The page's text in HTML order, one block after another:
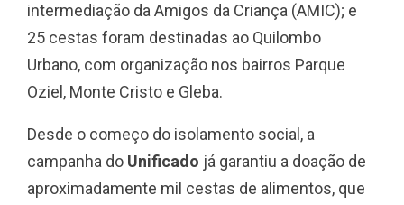
intermediação da Amigos da Criança (AMIC); e
25 cestas foram destinadas ao Quilombo
Urbano, com organização nos bairros Parque
Oziel, Monte Cristo e Gleba.
Desde o começo do isolamento social, a
campanha do Unificado já garantiu a doação de
aproximadamente mil cestas de alimentos, que